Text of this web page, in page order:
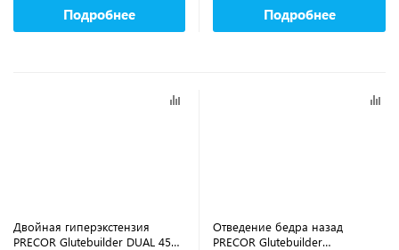
Подробнее Подробнее
Двойная гиперэкстензия
PRECOR Glutebuilder DUAL 45
Отведение бедра назад
PRECOR Glutebuilder